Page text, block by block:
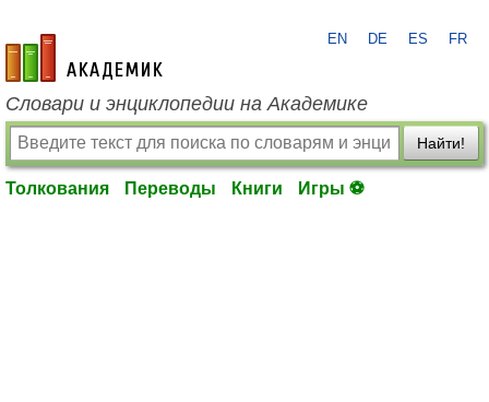
academic.ru
EN DE ES FR
Словари и энциклопедии на Академике
Найти!
Толкования Переводы Книги Игры ⚽